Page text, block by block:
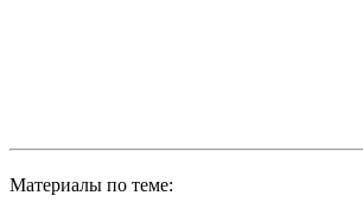
Материалы по теме: